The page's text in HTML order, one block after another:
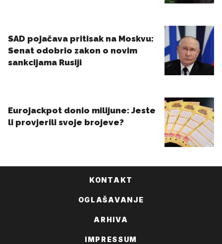
KONTAKT
OGLAŠAVANJE
ARHIVA
IMPRESSUM